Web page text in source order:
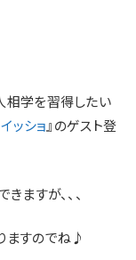
相学を習得したい
ッショ』のゲスト登
ますが、、、
ますのでね♪